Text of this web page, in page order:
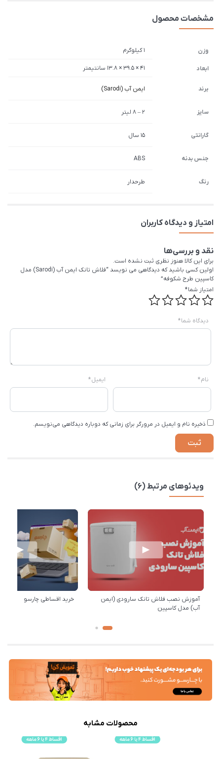
مشخصات محصول
وزن 1 کیلوگرم
ابعاد 41 × 39.5 × 13.8 سانتیمتر
برند ایمن آب (Sarodi)
سایز 2 – 8 لیتر
گارانتی 15 سال
جنس بدنه ABS
رنگ طرحدار
امتیاز و دیدگاه کاربران
نقد و بررسی‌ها
برای این کالا هنوز نظری ثبت نشده است.
اولین کسی باشید که دیدگاهی می نویسد “فلاش تانک ایمن آب (Sarodi) مدل
کاسپین طرح شکوفه”
امتیاز شما*
دیدگاه شما*
نام* ایمیل*
ذخیره نام و ایمیل در مرورگر برای زمانی که دوباره دیدگاهی می‌نویسم.
ویدئوهای مرتبط (6)
آموزش نصب فلاش تانک سارودی (ایمن
آب) مدل کاسپین
خرید اقساطی چارسو
محصولات مشابه